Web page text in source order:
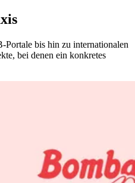
bis hin zu internationalen
bei denen ein konkretes